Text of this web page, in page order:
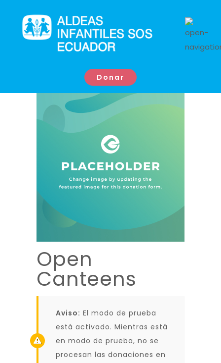
Donar
Open
Canteens
Aviso: El modo de prueba
está activado. Mientras está
en modo de prueba, no se
procesan las donaciones en